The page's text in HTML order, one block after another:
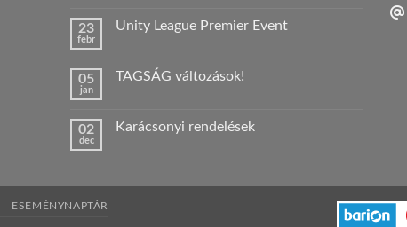
Nyári
23
febr
Unity League Premier Event
Unity
bejegyzéshez
05
jan
TAGSÁG változások!
TAGSÁG
02
dec
Karácsonyi rendelések
ESEMÉNYNAPTÁR